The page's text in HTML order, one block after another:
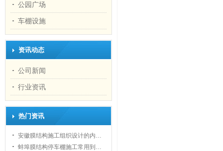
公园广场
车棚设施
资讯动态
公司新闻
行业资讯
热门资讯
安徽膜结构施工组织设计的内…
蚌埠膜结构停车棚施工常用到…